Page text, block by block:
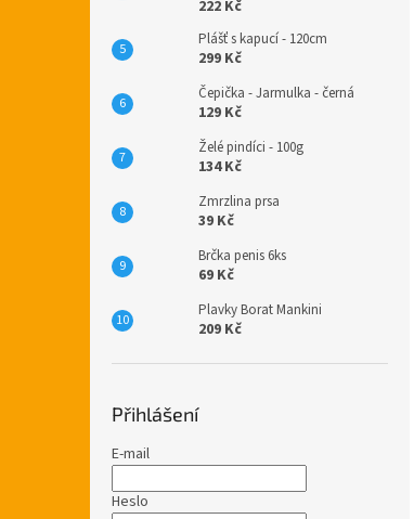
222 Kč
Plášť s kapucí - 120cm
299 Kč
Čepička - Jarmulka - černá
129 Kč
Želé pindíci - 100g
134 Kč
Zmrzlina prsa
39 Kč
Brčka penis 6ks
69 Kč
Plavky Borat Mankini
209 Kč
Přihlášení
E-mail
Heslo